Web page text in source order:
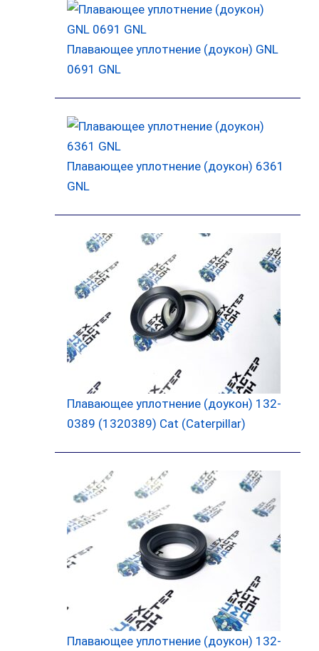
Плавающее уплотнение (доукон) GNL
0691 GNL
Плавающее уплотнение (доукон) 6361
GNL
Плавающее уплотнение (доукон) 132-
0389 (1320389) Cat (Caterpillar)
Плавающее уплотнение (доукон) 132-